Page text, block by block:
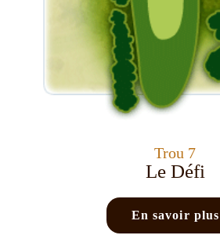
Trou 7
Le Défi
En savoir plus